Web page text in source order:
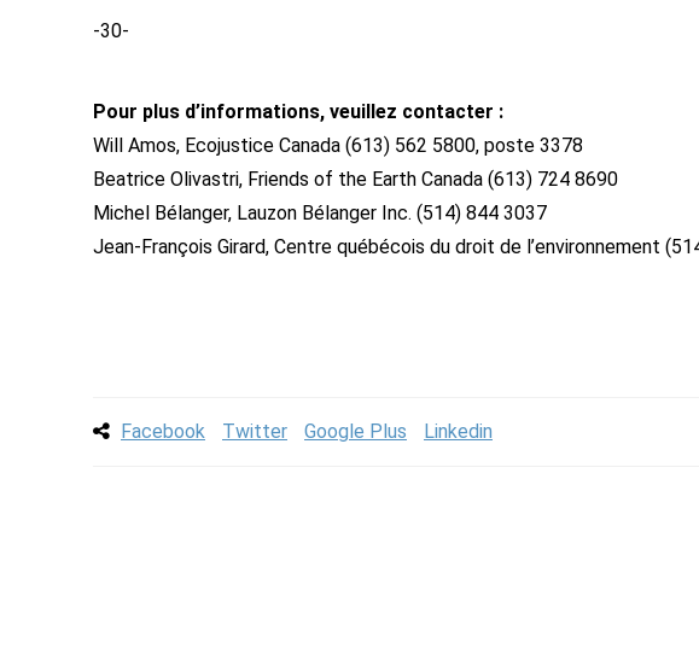
-30-
Pour plus d’informations, veuillez contacter :
Will Amos, Ecojustice Canada (613) 562 5800, poste 3378
Beatrice Olivastri, Friends of the Earth Canada (613) 724 8690
Michel Bélanger, Lauzon Bélanger Inc. (514) 844 3037
Jean-François Girard, Centre québécois du droit de l’environnement
Facebook Twitter Google Plus Linkedin